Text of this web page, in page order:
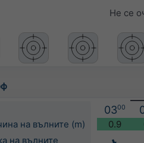
Не се
0300
на вълните (m) 0.9
на вълните